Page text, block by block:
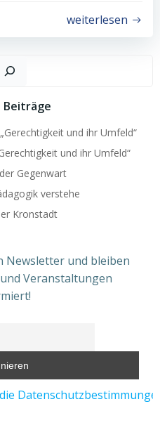
weiterlesen
und ihr Umfeld“
und ihr Umfeld“
Gegenwart
verstehe
Kronstadt
Newsletter und bleiben
Veranstaltungen